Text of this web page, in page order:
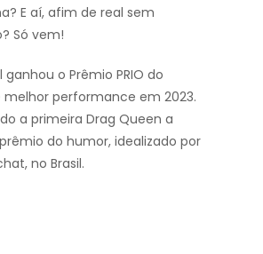
E aí, afim de real sem
Só vem!
ganhou o Prêmio PRIO do
melhor performance em 2023.
a primeira Drag Queen a
do humor, idealizado por
no Brasil.